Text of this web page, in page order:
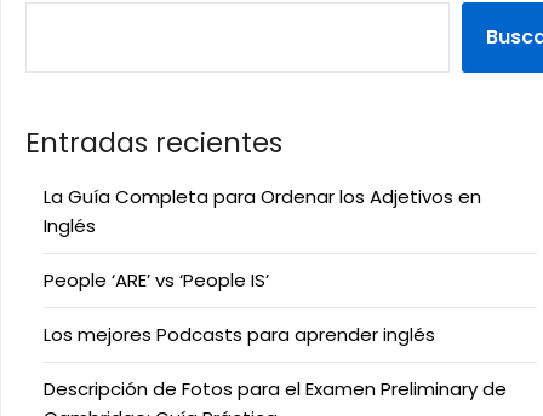
Entradas recientes
La Guía Completa para Ordenar los Adjetivos en
Inglés
People ‘ARE’ vs ‘People IS’
Los mejores Podcasts para aprender inglés
Descripción de Fotos para el Examen Preliminary de